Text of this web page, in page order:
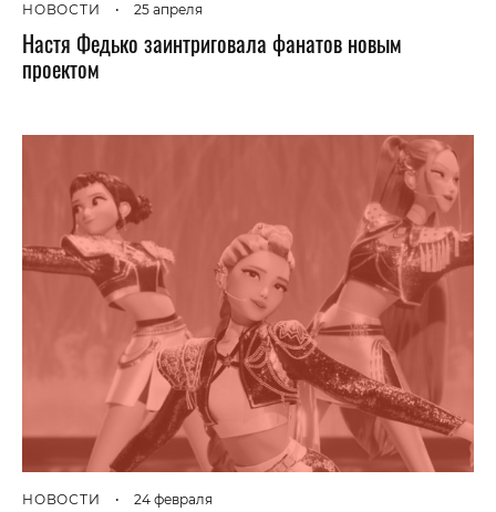
НОВОСТИ • 25 апреля
Настя Федько заинтриговала фанатов новым
проектом
НОВОСТИ • 24 февраля